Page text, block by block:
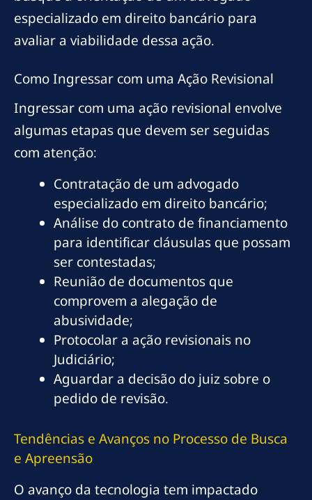
especializado em direito bancário para
avaliar a viabilidade dessa ação.
Como Ingressar com uma Ação Revisional
Ingressar com uma ação revisional envolve
algumas etapas que devem ser seguidas
com atenção:
Contratação de um advogado
especializado em direito bancário;
Análise do contrato de financiamento
para identificar cláusulas que possam
ser contestadas;
Reunião de documentos que
comprovem a alegação de
abusividade;
Protocolar a ação revisionais no
Judiciário;
Aguardar a decisão do juiz sobre o
pedido de revisão.
Tendências e Avanços no Processo de Busca
e Apreensão
O avanço da tecnologia tem impactado